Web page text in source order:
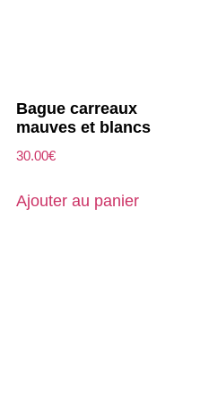
Bague carreaux
mauves et blancs
30.00€
Ajouter au panier